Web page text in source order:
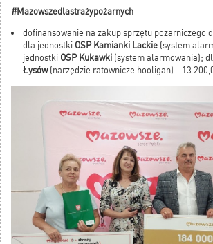
#Mazowszedlastrażypożarnych
dofinansowanie na zakup sprzętu pożarniczego
dla jednostki OSP Kamianki Lackie (system
jednostki OSP Kukawki (system alarmowania);
Łysów(narzędzie ratownicze hooligan) - 13